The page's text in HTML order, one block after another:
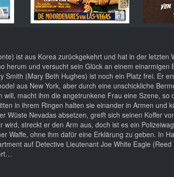
ist aus Korea zurückgekehrt und hat in der letzten
herum und versucht sein Glück an einem einarmigen
(Mary Beth Hughes) ist noch ein Platz frei. Er
aus New York, aber durch eine unschickliche
macht ihm die angetrunkene Frau eine Szene, so
in ihrem Ringen halten sie einander in Armen und
Wüste Nevadas absetzen, greift sich seinen Koffer
streckt er den Arm aus, doch ist es ein
Waffe, ohne ihm dafür eine Erklärung zu geben. In
auf Detective Lieutenant Joe White Eagle